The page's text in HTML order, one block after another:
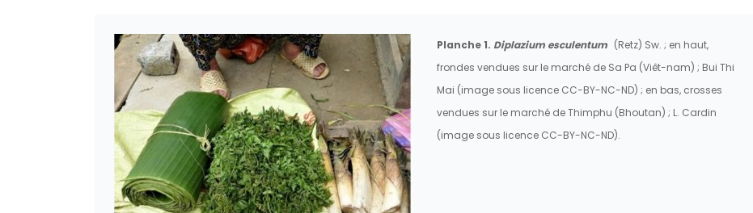
Planche 1. Diplazium esculentum (Retz) Sw. ; en haut,
frondes vendues sur le marché de Sa Pa (Viêt-nam) ; Bui Thi
Mai (image sous licence CC-BY-NC-ND) ; en bas, crosses
vendues sur le marché de Thimphu (Bhoutan) ; L. Cardin
(image sous licence CC-BY-NC-ND).